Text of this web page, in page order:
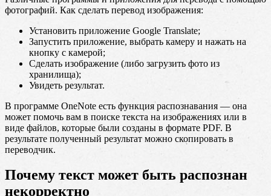
фотографий. Как сделать перевод изображения:
Установить приложение Google Translate;
Запустить приложение, выбрать камеру и нажать на
кнопку с камерой;
Сделать изображение (либо загрузить фото из
хранилища);
Увидеть результат.
В программе OneNote есть функция распознавания — она
может помочь вам в поиске текста на изображениях или в
виде файлов, которые были созданы в формате PDF. В
результате полученный результат можно скопировать в
переводчик.
Почему текст может быть распознан
некорректно